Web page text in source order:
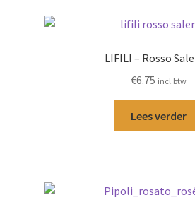
LIFILI – Rosso
€6.75 incl.btw
Lees verder